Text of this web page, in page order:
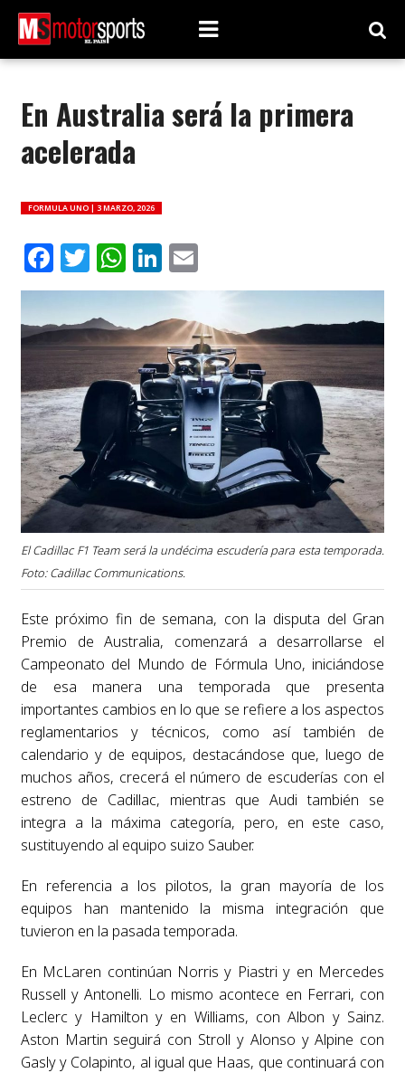
En Australia será la primera
acelerada
FORMULA UNO | 3 MARZO, 2026
Facebook
Twitter
WhatsApp
LinkedIn
Email
El Cadillac F1 Team será la undécima escudería para esta temporada.
Foto: Cadillac Communications.
Este próximo fin de semana, con la disputa del Gran
Premio de Australia, comenzará a desarrollarse el
Campeonato del Mundo de Fórmula Uno, iniciándose
de esa manera una temporada que presenta
importantes cambios en lo que se refiere a los aspectos
reglamentarios y técnicos, como así también de
calendario y de equipos, destacándose que, luego de
muchos años, crecerá el número de escuderías con el
estreno de Cadillac, mientras que Audi también se
integra a la máxima categoría, pero, en este caso,
sustituyendo al equipo suizo Sauber.
En referencia a los pilotos, la gran mayoría de los
equipos han mantenido la misma integración que
tuvieron en la pasada temporada.
En McLaren continúan Norris y Piastri y en Mercedes
Russell y Antonelli. Lo mismo acontece en Ferrari, con
Leclerc y Hamilton y en Williams, con Albon y Sainz.
Aston Martin seguirá con Stroll y Alonso y Alpine con
Gasly y Colapinto, al igual que Haas, que continuará con